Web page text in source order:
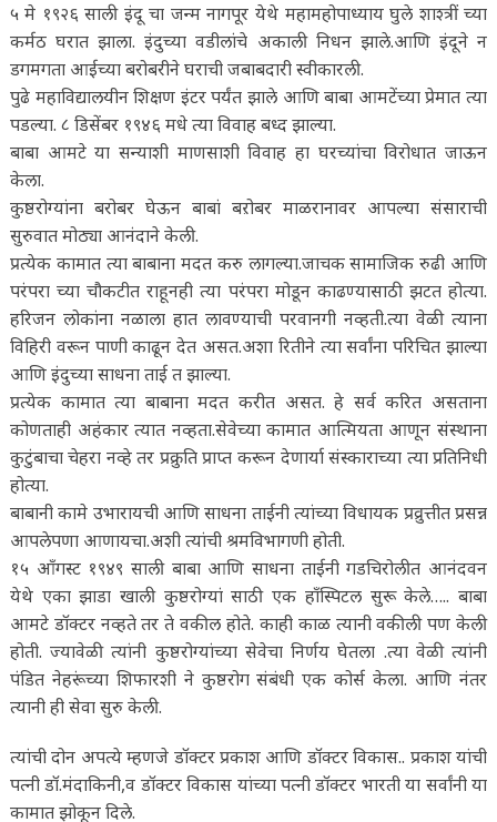
५ मे १९२६ साली इंदू चा जन्म नागपूर येथे महामहोपाध्याय घुले शाश्त्रीं च्या
कर्मठ घरात झाला. इंदुच्या वडीलांचे अकाली निधन झाले.आणि इंदूने न
डगमगता आईच्या बरोबरीने घराची जबाबदारी स्वीकारली.
पुढे महाविद्यालयीन शिक्षण इंटर पर्यंत झाले आणि बाबा आमटेंच्या प्रेमात त्या
पडल्या. ८ डिसेंबर १९४६ मधे त्या विवाह बध्द झाल्या.
बाबा आमटे या सन्याशी माणसाशी विवाह हा घरच्यांचा विरोधात जाऊन
केला.
कुष्ठरोग्यांना बरोबर घेऊन बाबां बऱोबर माळरानावर आपल्या संसाराची
सुरुवात मोठ्या आनंदाने केली.
प्रत्येक कामात त्या बाबाना मदत करु लागल्या.जाचक सामाजिक रुढी आणि
परंपरा च्या चौकटीत राहूनही त्या परंपरा मोडून काढण्यासाठी झटत होत्या.
हरिजन लोकांना नळाला हात लावण्याची परवानगी नव्हती.त्या वेळी त्याना
विहिरी वरून पाणी काढून देत असत.अशा रितीने त्या सर्वांना परिचित झाल्या
आणि इंदुच्या साधना ताई त झाल्या.
प्रत्येक कामात त्या बाबाना मदत करीत असत. हे सर्व करित असताना
कोणताही अहंकार त्यात नव्हता.सेवेच्या कामात आत्मियता आणून संस्थाना
कुटुंबाचा चेहरा नव्हे तर प्रक्रुति प्राप्त करून देणार्या संस्काराच्या त्या प्रतिनिधी
होत्या.
बाबानी कामे उभारायची आणि साधना ताईनी त्यांच्या विधायक प्रव्रुत्तीत प्रसन्न
आपलेपणा आणायचा.अशी त्यांची श्रमविभागणी होती.
१५ आँगस्ट १९४९ साली बाबा आणि साधना ताईनी गडचिरोलीत आनंदवन
येथे एका झाडा खाली कुष्ठरोग्यां साठी एक हाँस्पिटल सुरू केले….. बाबा
आमटे डॉक्टर नव्हते तर ते वकील होते. काही काळ त्यानी वकीली पण केली
होती. ज्यावेळी त्यांनी कुष्ठरोग्यांच्या सेवेचा निर्णय घेतला .त्या वेळी त्यांनी
पंडित नेहरूंच्या शिफारशी ने कुष्ठरोग संबंधी एक कोर्स केला. आणि नंतर
त्यानी ही सेवा सुरु केली.
त्यांची दोन अपत्ये म्हणजे डॉक्टर प्रकाश आणि डॉक्टर विकास.. प्रकाश यांची
पत्नी डॉ.मंदाकिनी,व डॉक्टर विकास यांच्या पत्नी डॉक्टर भारती या सर्वांनी या
कामात झोकून दिले.